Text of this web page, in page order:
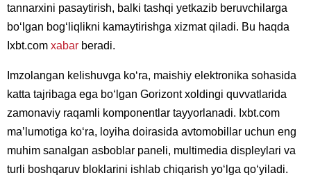
tannarxini pasaytirish, balki tashqi yetkazib beruvchilarga
boʻlgan bogʻliqlikni kamaytirishga xizmat qiladi. Bu haqda
Ixbt.com xabar beradi.
Imzolangan kelishuvga koʻra, maishiy elektronika sohasida
katta tajribaga ega boʻlgan Gorizont xoldingi quvvatlarida
zamonaviy raqamli komponentlar tayyorlanadi. Ixbt.com
maʼlumotiga koʻra, loyiha doirasida avtomobillar uchun eng
muhim sanalgan asboblar paneli, multimedia displeylari va
turli boshqaruv bloklarini ishlab chiqarish yoʻlga qoʻyiladi.